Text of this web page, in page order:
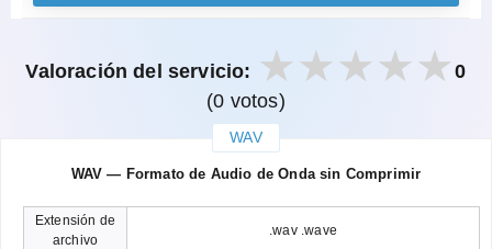
Valoración del servicio:
0
(0 votos)
WAV
WAV — Formato de Audio de Onda sin Comprimir
Extensión de
archivo
.wav .wave